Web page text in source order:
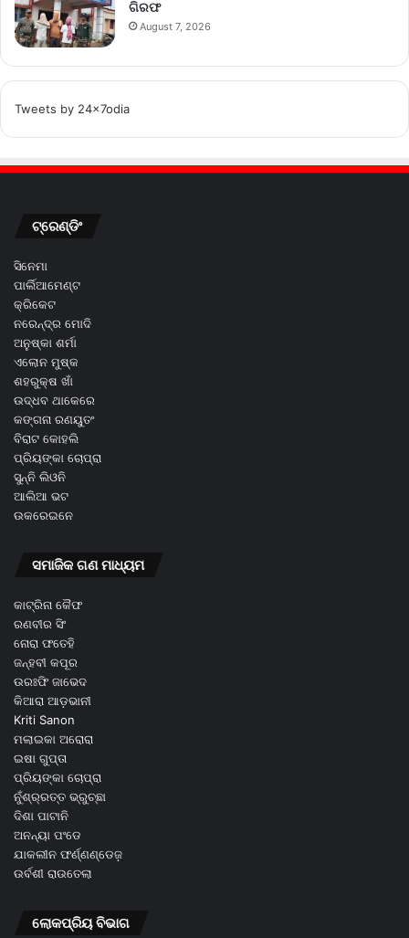
ଗିରଫ
August 7, 2026
Tweets by 24x7odia
ଟ୍ରେଣ୍ଡିଂ
ସିନେମା
ପାର୍ଲିଆମେଣ୍ଟ
କ୍ରିକେଟ
ନରେନ୍ଦ୍ର ମୋଦି
ଅନୁଷ୍କା ଶର୍ମା
ଏଲୋନ ମୁଷ୍କ
ଶହରୁକ୍ଷ ଖାଁ
ଉଦ୍ଧବ ଥାକେରେ
କଙ୍ଗନା ରଣୟୁତଂ
ବିରାଟ କୋହଲି
ପ୍ରିୟଙ୍କା ଚୋପ୍ରା
ସୁନ୍ନି ଲିଓନି
ଆଲିଆ ଭଟ
ଉକରେଇନେ
ସମାଜିକ ଗଣ ମାଧ୍ୟମ
କାଟ୍ରିନା କୈଫ
ରଣବୀର ସିଂ
ନୋରା ଫତେହି
ଜନ୍ହବୀ କପୂର
ଉରଃଫି ଜାଭେଦ
କିଆରା ଆଡ଼ଭାନୀ
Kriti Sanon
ମଲାଇକା ଅରୋରା
ଇଷା ଗୁପ୍ତା
ପ୍ରିୟଙ୍କା ଚୋପ୍ରା
ନୁଁଶ୍ର୍ରତ୍ତ ଭ୍ରୁଚ୍ଛା
ଦିଶା ପାଟାନି
ଅନନ୍ୟା ପଂଡେ
ଯାକଲୀନ ଫର୍ଣ୍ଣଣ୍ଡେଜ଼
ଉର୍ବଶୀ ରାଉତେଲା
ଲୋକପ୍ରିୟ ବିଭାଗ